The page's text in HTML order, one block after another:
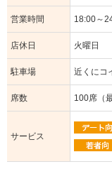
営業時間 18:00～
店休日 火曜日
駐車場 近くにコ
席数 100席（
サービス